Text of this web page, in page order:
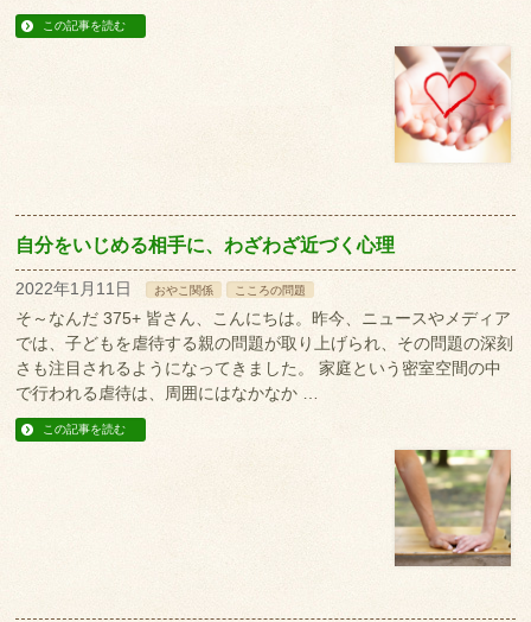
この記事を読む
自分をいじめる相手に、わざわざ近づく心理
2022年1月11日 おやこ関係 こころの問題
そ～なんだ 375+ 皆さん、こんにちは。昨今、ニュースやメディア
では、子どもを虐待する親の問題が取り上げられ、その問題の深刻
さも注目されるようになってきました。 家庭という密室空間の中
で行われる虐待は、周囲にはなかなか …
この記事を読む